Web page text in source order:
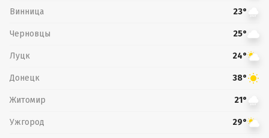
Винница 23°
Черновцы 25°
Луцк 24°
Донецк 38°
Житомир 21°
Ужгород 29°